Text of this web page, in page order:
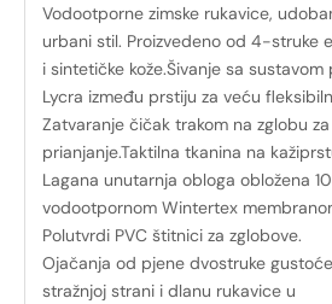
Vodootporne zimske rukavice,
urbani stil. Proizvedeno od 4-struke
i sintetičke kože.Šivanje sa
Lycra između prstiju za veću
Zatvaranje čičak trakom na zglobu
prianjanje.Taktilna tkanina na
Lagana unutarnja obloga obložena
vodootpornom Wintertex
Polutvrdi PVC štitnici za zglobove.
Ojačanja od pjene dvostruke
stražnjoj strani i dlanu rukavice u